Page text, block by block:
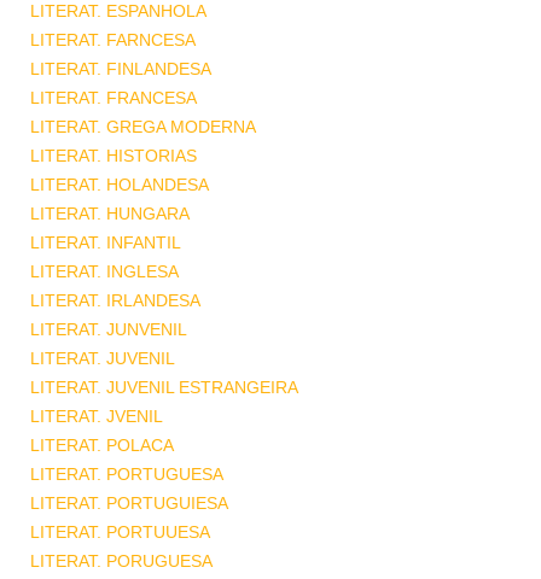
LITERAT. ESPANHOLA
LITERAT. FARNCESA
LITERAT. FINLANDESA
LITERAT. FRANCESA
LITERAT. GREGA MODERNA
LITERAT. HISTORIAS
LITERAT. HOLANDESA
LITERAT. HUNGARA
LITERAT. INFANTIL
LITERAT. INGLESA
LITERAT. IRLANDESA
LITERAT. JUNVENIL
LITERAT. JUVENIL
LITERAT. JUVENIL ESTRANGEIRA
LITERAT. JVENIL
LITERAT. POLACA
LITERAT. PORTUGUESA
LITERAT. PORTUGUIESA
LITERAT. PORTUUESA
LITERAT. PORUGUESA